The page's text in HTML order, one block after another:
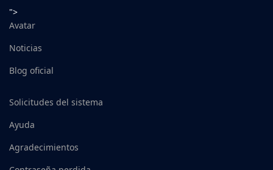
">
Avatar
Noticias
Blog oficial
Solicitudes del sistema
Ayuda
Agradecimientos